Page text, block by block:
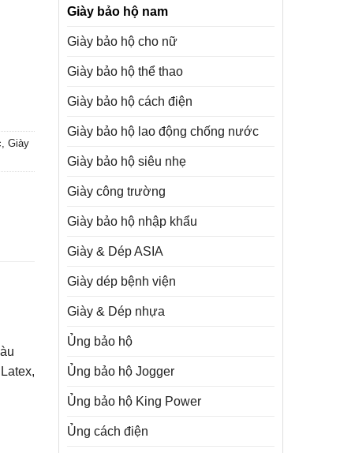
Giày bảo hộ nam
Giày bảo hộ cho nữ
Giày bảo hộ thể thao
Giày bảo hộ cách điện
Giày bảo hộ lao động chống nước
Giày bảo hộ siêu nhẹ
Giày công trường
Giày bảo hộ nhập khẩu
Giày & Dép ASIA
Giày dép bệnh viện
Giày & Dép nhựa
Ủng bảo hộ
Ủng bảo hộ Jogger
Ủng bảo hộ King Power
Ủng cách điện
, Giày